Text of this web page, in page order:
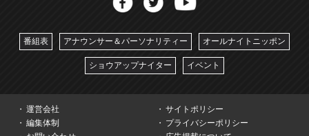
番組表 アナウンサー＆パーソナリティー オールナイトニッポン
ショウアップナイター イベント
運営会社
サイトポリシー
編集体制
プライバシーポリシー